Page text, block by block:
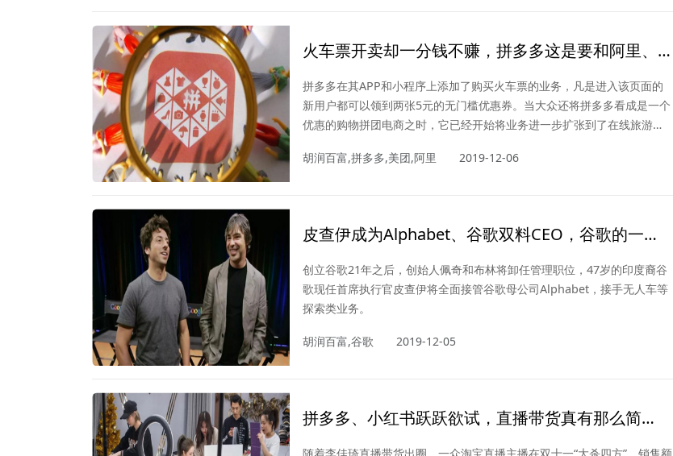
火车票开卖却一分钱不赚，拼多多这是要和阿里、
美团对着干？
拼多多在其APP和小程序上添加了购买火车票的业务，凡是进入该页面的
新用户都可以领到两张5元的无门槛优惠券。当大众还将拼多多看成是一个
优惠的购物拼团电商之时，它已经开始将业务进一步扩张到了在线旅游。
胡润百富,拼多多,美团,阿里
2019-12-06
皮查伊成为Alphabet、谷歌双料CEO，谷歌的一个
时代终结了！
创立谷歌21年之后，创始人佩奇和布林将卸任管理职位，47岁的印度裔谷
歌现任首席执行官皮查伊将全面接管谷歌母公司Alphabet，接手无人车等
探索类业务。
胡润百富,谷歌 2019-12-05
拼多多、小红书跃跃欲试，直播带货真有那么简
单？